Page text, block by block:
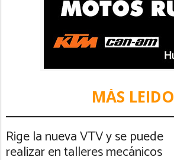
MÁS LEIDO
Rige la nueva VTV y se puede
realizar en talleres mecánicos